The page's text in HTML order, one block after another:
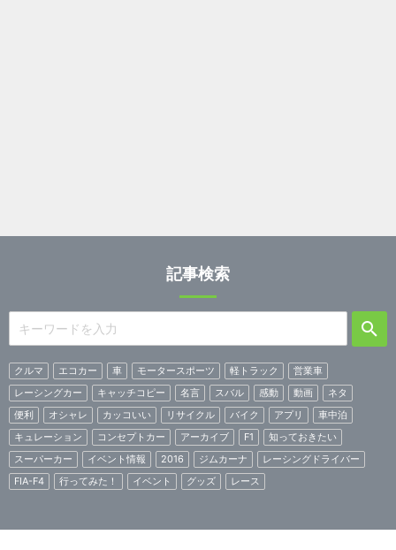
記事検索
クルマ エコカー 車 モータースポーツ 軽トラック
営業車
レーシングカー
キャッチコピー 名言 スバル 感動 動画
ネタ
便利
オシャレ カッコいい リサイクル バイク アプリ
車中泊
キュレーション
コンセプトカー アーカイブ F1
知っておきたい
スーパーカー
イベント情報 2016 ジムカーナ
レーシングドライバー
FIA-F4
行ってみた！ イベント グッズ レース